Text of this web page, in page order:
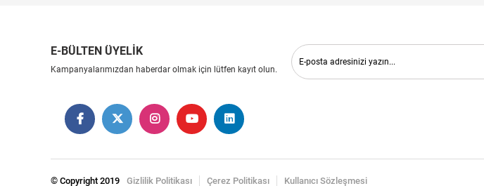
E-BÜLTEN ÜYELİK
Kampanyalarımızdan haberdar olmak için lütfen kayıt olun.
© Copyright 2019 Gizlilik Politikası Çerez Politikası Kullanıcı Sözleşmesi